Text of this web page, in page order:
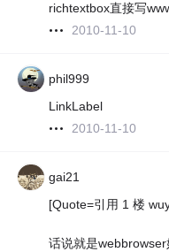
richtextbox直接写
2010-11-10
phil999
LinkLabel
2010-11-10
gai21
[Quote=引用 1 楼
话说就是